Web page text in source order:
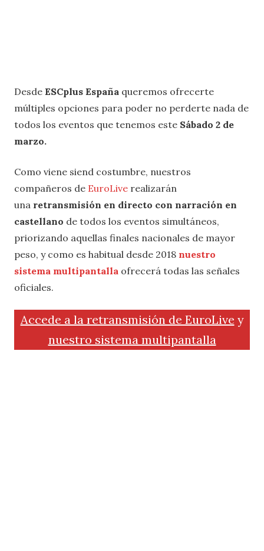
Desde ESCplus España queremos ofrecerte
múltiples opciones para poder no perderte nada de
todos los eventos que tenemos este Sábado 2 de
marzo.
Como viene siend costumbre, nuestros
compañeros de EuroLive realizarán
una retransmisión en directo con narración en
castellano de todos los eventos simultáneos,
priorizando aquellas finales nacionales de mayor
peso, y como es habitual desde 2018 nuestro
sistema multipantalla ofrecerá todas las señales
oficiales.
Accede a la retransmisión de EuroLive y
nuestro sistema multipantalla